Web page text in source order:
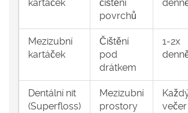
kartáček
čištění
povrchů
Mezizubní
kartáček
Čištění
pod
drátkem
1-2x
Dentální nit
(Superfloss)
Mezizubní
prostory
večer